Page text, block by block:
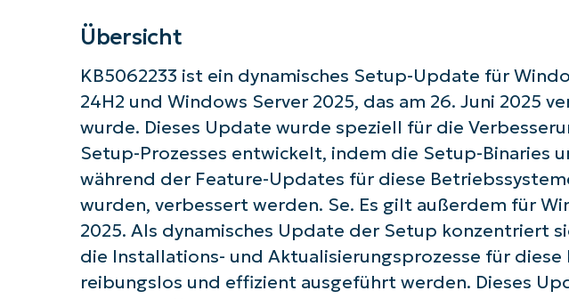
Übersicht
KB5062233 ist ein dynamisches Setup-Update für
24H2 und Windows Server 2025, das am 26. Juni 2025
wurde. Dieses Update wurde speziell für die
Setup-Prozesses entwickelt, indem die Setup-Binaries
während der Feature-Updates für diese
wurden, verbessert werden. Se. Es gilt außerdem für
2025. Als dynamisches Update der Setup konzentriert
die Installations- und Aktualisierungsprozesse für diese
reibungslos und effizient ausgeführt werden. Dieses